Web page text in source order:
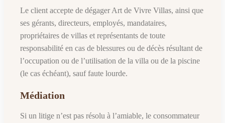
Le client accepte de dégager Art de Vivre Villas, ainsi que
ses gérants, directeurs, employés, mandataires,
propriétaires de villas et représentants de toute
responsabilité en cas de blessures ou de décès résultant de
l’occupation ou de l’utilisation de la villa ou de la piscine
(le cas échéant), sauf faute lourde.
Médiation
Si un litige n’est pas résolu à l’amiable, le consommateur